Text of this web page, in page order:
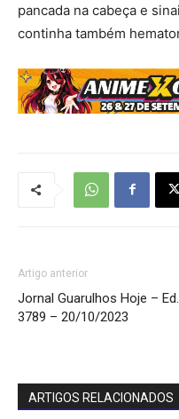
pancada na cabeça e
continha também
Artigo anterior
Jornal Guarulhos Hoje – Ed.
3789 – 20/10/2023
ARTIGOS RELACIONADOS